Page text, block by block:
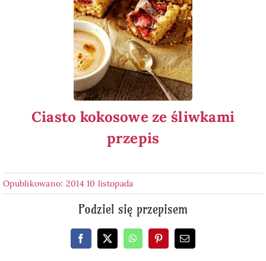
Ciasto kokosowe ze śliwkami
przepis
Opublikowano: 2014 10 listopada
Podziel się przepisem